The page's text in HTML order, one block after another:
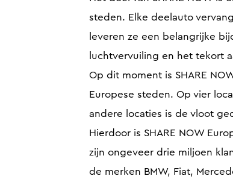
steden. Elke deelauto
leveren ze een belangrijke
luchtvervuiling en het tekort
Op dit moment is SHARE
Europese steden. Op vier
andere locaties is de vloot
Hierdoor is SHARE NOW
zijn ongeveer drie miljoen
de merken BMW, Fiat,